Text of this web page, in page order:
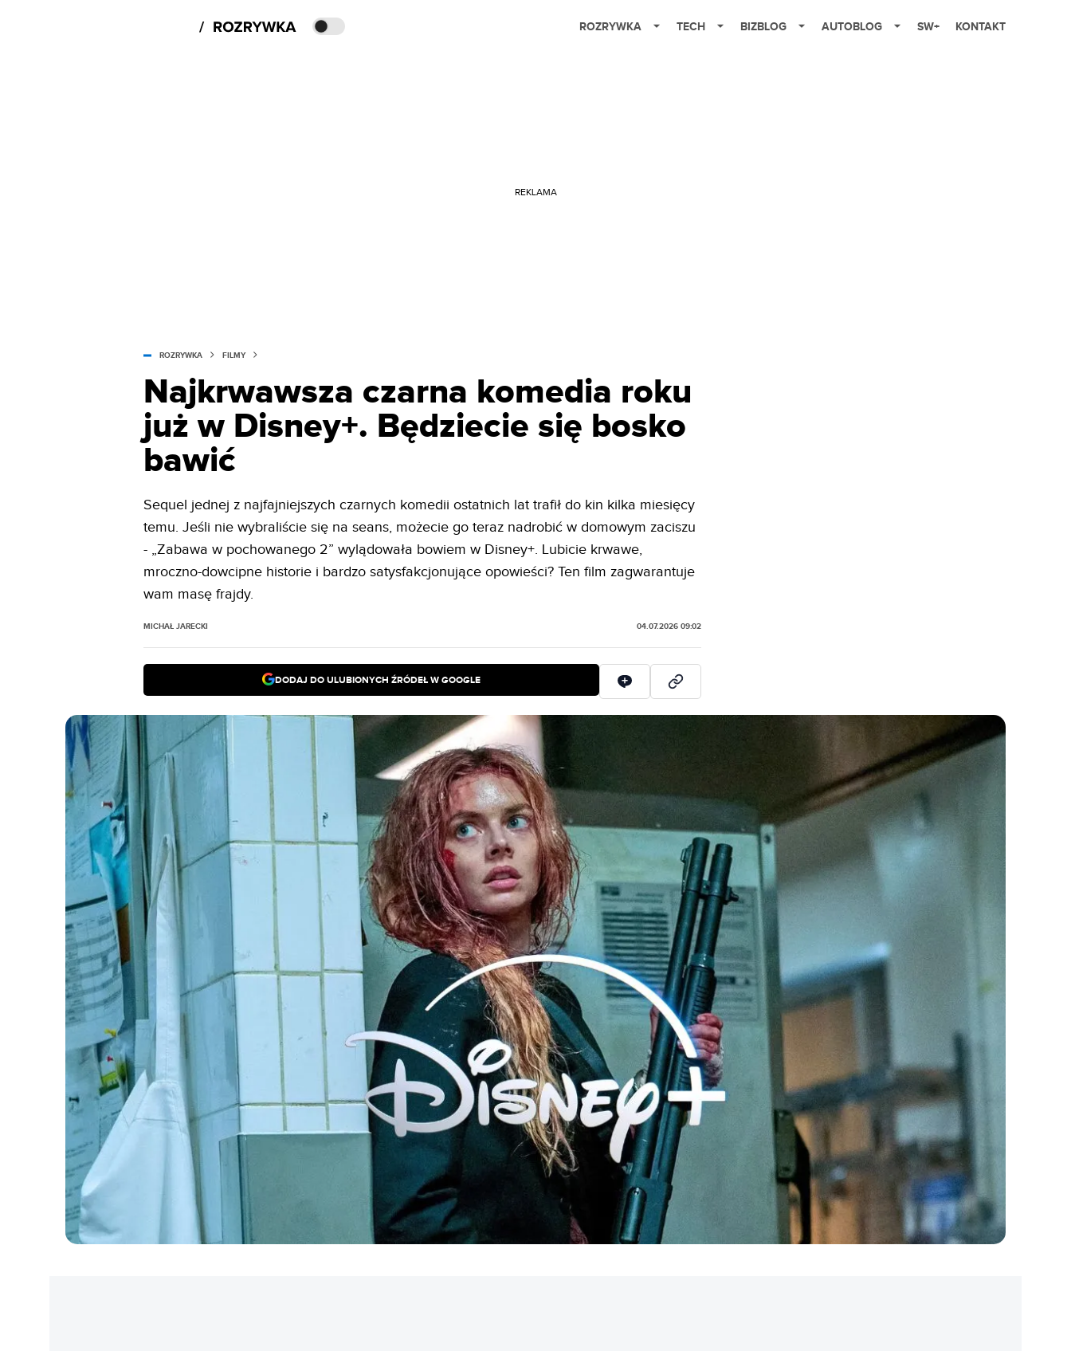
ROZRYWKA TECH BIZBLOG AUTOBLOG SW+ KONTAKT
REKLAMA
ROZRYWKA FILMY
Najkrwawsza czarna komedia roku
już w Disney+. Będziecie się bosko
bawić
Sequel jednej z najfajniejszych czarnych komedii ostatnich lat trafił do kin kilka miesięcy
temu. Jeśli nie wybraliście się na seans, możecie go teraz nadrobić w domowym zaciszu
- „Zabawa w pochowanego 2” wylądowała bowiem w Disney+. Lubicie krwawe,
mroczno-dowcipne historie i bardzo satysfakcjonujące opowieści? Ten film zagwarantuje
wam masę frajdy.
MICHAŁ JARECKI 04.07.2026 09:02
DODAJ DO ULUBIONYCH ŹRÓDEŁ W GOOGLE